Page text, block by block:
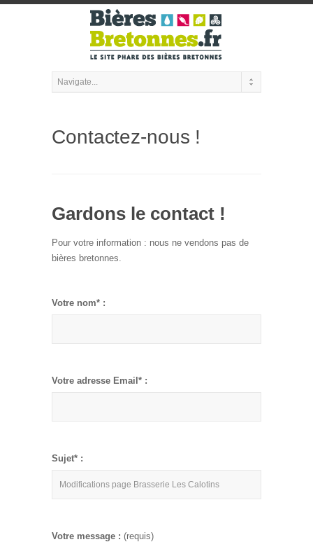
Contactez-nous !
Gardons le contact !
Pour votre information : nous ne vendons pas de
bières bretonnes.
Votre nom* :
Votre adresse Email* :
Sujet* :
Votre message : (requis)